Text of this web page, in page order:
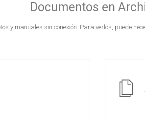
Documentos en
y manuales sin conexión. Para verlos, puede